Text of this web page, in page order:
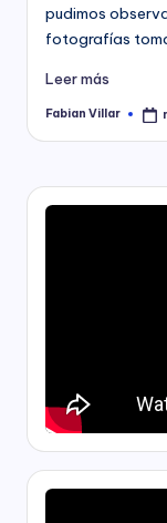
pudimos
fotografías
Leer más
Publicado
Fabian Villar